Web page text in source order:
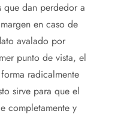
que dan perdedor a
en caso de
avalado por
punto de vista, el
radicalmente
sirve para que el
completamente y